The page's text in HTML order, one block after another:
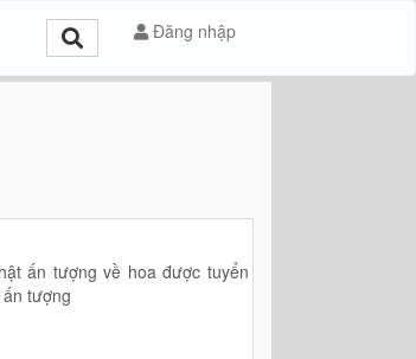
Đăng nhập
ấn tượng về hoa được tuyển
tượng